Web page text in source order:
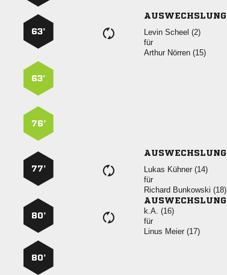
63’
AUSWECHSLUNG
  
für
  
63’
76’
77’
AUSWECHSLUNG
  
für
  
80’
AUSWECHSLUNG
k.A. (16)
für
  
80’